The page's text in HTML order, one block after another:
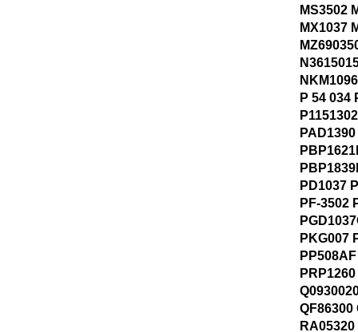
MS3502
MX1037
P 54 034
PD1037
PF-3502
PKG007
QF86300